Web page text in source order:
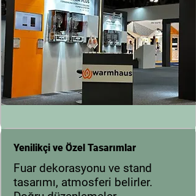
Yenilikçi ve Özel Tasarımlar
Fuar dekorasyonu ve stand
tasarımı, atmosferi belirler.